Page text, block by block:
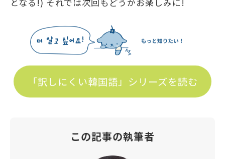
「訳しにくい韓国語」シリーズを読む
この記事の執筆者